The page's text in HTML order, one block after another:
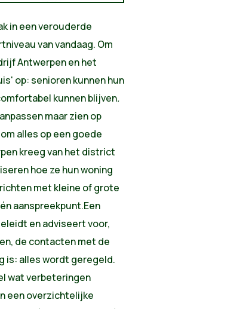
in een verouderde
van vandaag. Om
Antwerpen en het
op: senioren kunnen hun
kunnen blijven.
maar zien op
alles op een goede
kreeg van het district
hoe ze hun woning
met kleine of grote
aanspreekpunt.Een
en adviseert voor,
de contacten met de
is: alles wordt geregeld.
wat verbeteringen
een overzichtelijke